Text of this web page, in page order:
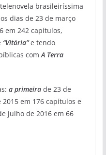
brasileiríssima
dias de 23 de março
em 242 capítulos,
“Vitória”e tendo
com A Terra
a primeirade 23 de
em 176 capítulos e
julho de 2016 em 66